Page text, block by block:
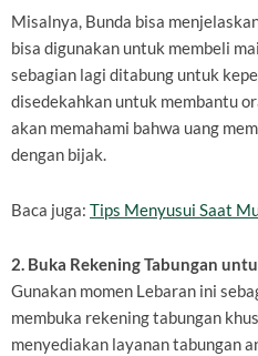
Misalnya, Bunda bisa
bisa digunakan untuk membeli
sebagian lagi ditabung untuk
disedekahkan untuk membantu
akan memahami bahwa uang
dengan bijak.
Baca juga: Tips Menyusui Saat
2. Buka Rekening Tabungan
Gunakan momen Lebaran ini
membuka rekening tabungan
menyediakan layanan tabungan